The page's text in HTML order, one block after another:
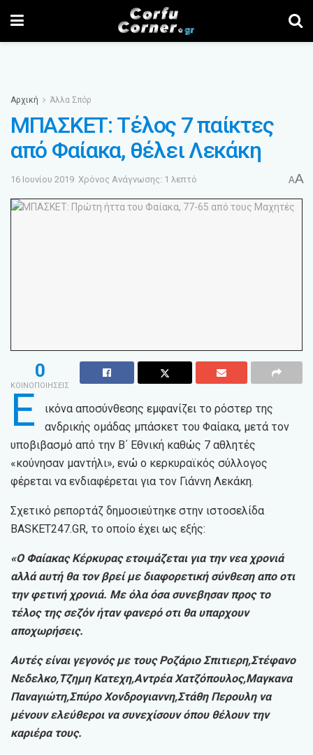
Αρχική Άλλα Σπόρ
ΜΠΑΣΚΕΤ: Τέλος 7 παίκτες
από Φαίακα, θέλει Λεκάκη
16 Ιουνίου 2019 Χρόνος Ανάγνωσης: 1 λεπτό AA
0
ΚΟΙΝΟΠΟΙΗΣΕΙΣ
Ε
ικόνα αποσύνθεσης εμφανίζει το ρόστερ της
ανδρικής ομάδας μπάσκετ του Φαίακα, μετά τον
υποβιβασμό από την Β΄ Εθνική καθώς 7 αθλητές
«κούνησαν μαντήλι», ενώ ο κερκυραϊκός σύλλογος
φέρεται να ενδιαφέρεται για τον Γιάννη Λεκάκη.
Σχετικό ρεπορτάζ δημοσιεύτηκε στην ιστοσελίδα
BASKET247.GR, το οποίο έχει ως εξής:
«Ο Φαίακας Κέρκυρας ετοιμάζεται για την νεα χρονιά
αλλά αυτή θα τον βρεί με διαφορετική σύνθεση απο οτι
την φετινή χρονιά. Με όλα όσα συνεβησαν προς το
τέλος της σεζόν ήταν φανερό οτι θα υπαρχουν
αποχωρήσεις.
Αυτές είναι γεγονός με τους Ροζάριο Σπιτιερη,Στέφανο
Νεδελκο,Τζημη Κατεχη,Αντρέα Χατζόπουλος,Μαγκανα
Παναγιώτη,Σπύρο Χονδρογιαννη,Στάθη Περουλη να
μένουν ελεύθεροι να συνεχίσουν όπου θέλουν την
καριέρα τους.